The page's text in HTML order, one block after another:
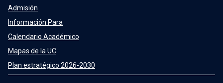
Admisión
Información Para
Calendario Académico
Mapas de la UC
Plan estratégico 2026-2030